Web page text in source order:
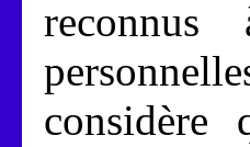
considère